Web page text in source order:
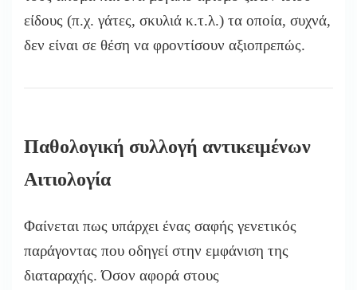
είδους (π.χ. γάτες, σκυλιά κ.τ.λ.) τα οποία, συχνά,
δεν είναι σε θέση να φροντίσουν αξιοπρεπώς.
Παθολογική συλλογή αντικειμένων
Αιτιολογία
Φαίνεται πως υπάρχει ένας σαφής γενετικός
παράγοντας που οδηγεί στην εμφάνιση της
διαταραχής. Όσον αφορά στους